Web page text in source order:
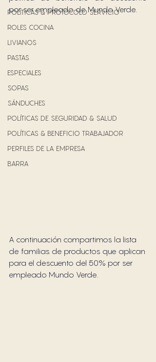
POLÍTICAS & PROTOCOLO SERVICIO
ROLES COCINA
LIVIANOS
PASTAS
ESPECIALES
SOPAS
SÁNDUCHES
POLÍTICAS DE SEGURIDAD & SALUD
POLÍTICAS & BENEFICIO TRABAJADOR
PERFILES DE LA EMPRESA
BARRA
por ser empleado de Mundo Verde.
A continuación compartimos la lista
de familias de productos que aplican
para el descuento del 50% por ser
empleado Mundo Verde.